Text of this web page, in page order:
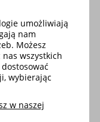
umożliwiają
nam
Możesz
wszystkich
wybierając
w naszej